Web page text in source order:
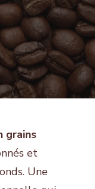
grains
et
Une